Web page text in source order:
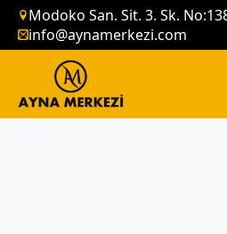
Modoko San. Sit. 3. Sk.
info@aynamerkezi.com